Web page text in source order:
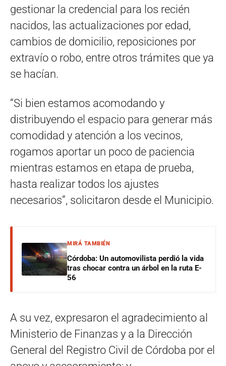
gestionar la credencial para los recién
nacidos, las actualizaciones por edad,
cambios de domicilio, reposiciones por
extravío o robo, entre otros trámites que ya
se hacían.
“Si bien estamos acomodando y
distribuyendo el espacio para generar más
comodidad y atención a los vecinos,
rogamos aportar un poco de paciencia
mientras estamos en etapa de prueba,
hasta realizar todos los ajustes
necesarios”, solicitaron desde el Municipio.
MIRÁ TAMBIÉN
Córdoba: Un automovilista perdió la vida
tras chocar contra un árbol en la ruta E-
56
A su vez, expresaron el agradecimiento al
Ministerio de Finanzas y a la Dirección
General del Registro Civil de Córdoba por el